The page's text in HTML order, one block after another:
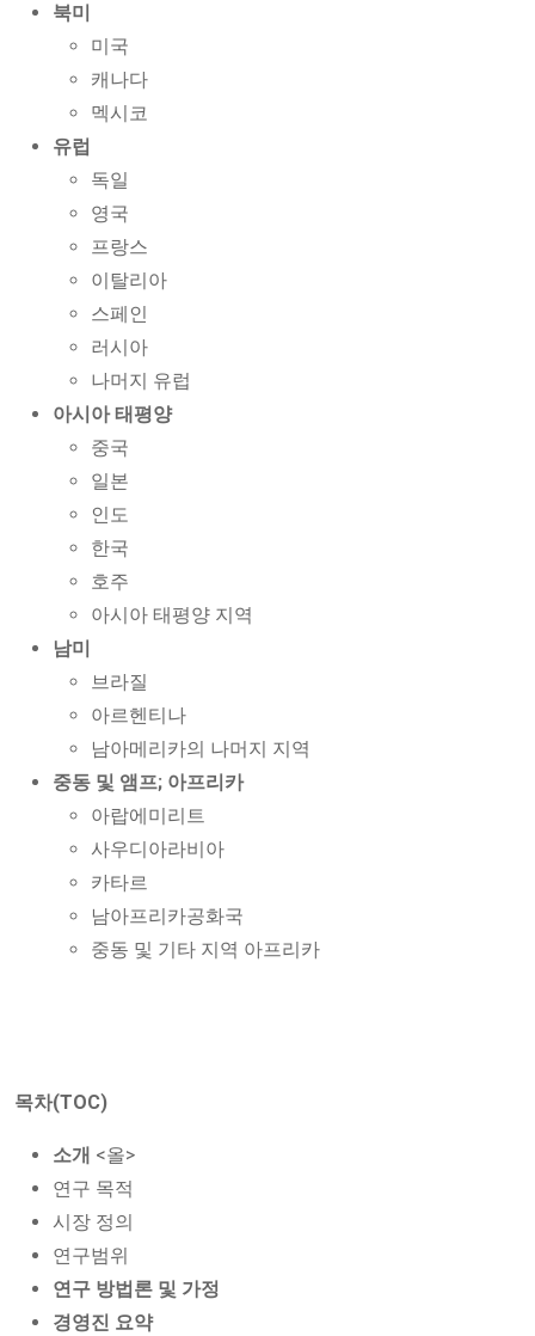
북미
미국
캐나다
멕시코
유럽
독일
영국
프랑스
이탈리아
스페인
러시아
나머지 유럽
아시아 태평양
중국
일본
인도
한국
호주
아시아 태평양 지역
남미
브라질
아르헨티나
남아메리카의 나머지 지역
중동 및 앰프; 아프리카
아랍에미리트
사우디아라비아
카타르
남아프리카공화국
중동 및 기타 지역 아프리카
목차(TOC)
소개 <올>
연구 목적
시장 정의
연구범위
연구 방법론 및 가정
경영진 요약